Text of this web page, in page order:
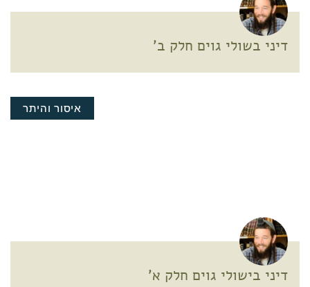
דיני בשולי גוים חלק ב'
איסור והיתר
דיני בישולי גוים חלק א'